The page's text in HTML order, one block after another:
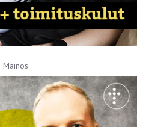
Mainos